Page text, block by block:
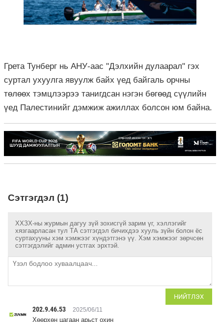
Грета Тунберг нь АНУ-аас "Дэлхийн дулаарал" гэх
суртал ухуулга явуулж байх үед байгаль орчны
төлөөх тэмцлээрээ танигдсан нэгэн бөгөөд сүүлийн
үед Палестинийг дэмжиж ажиллах болсон юм байна.
Сэтгэгдэл (1)
ХХЗХ-ны журмын дагуу зүй зохисгүй зарим үг, хэллэгийг
хязгаарласан тул ТА сэтгэгдэл бичихдээ хууль зүйн болон ёс
суртахууны хэм хэмжээг хүндэтгэнэ үү. Хэм хэмжээг зөрчсөн
сэтгэгдэлийг админ устгах эрхтэй.
НИЙТЛЭХ
202.9.46.53 2025/06/11
Хөөрхөн цагаан арьст охин